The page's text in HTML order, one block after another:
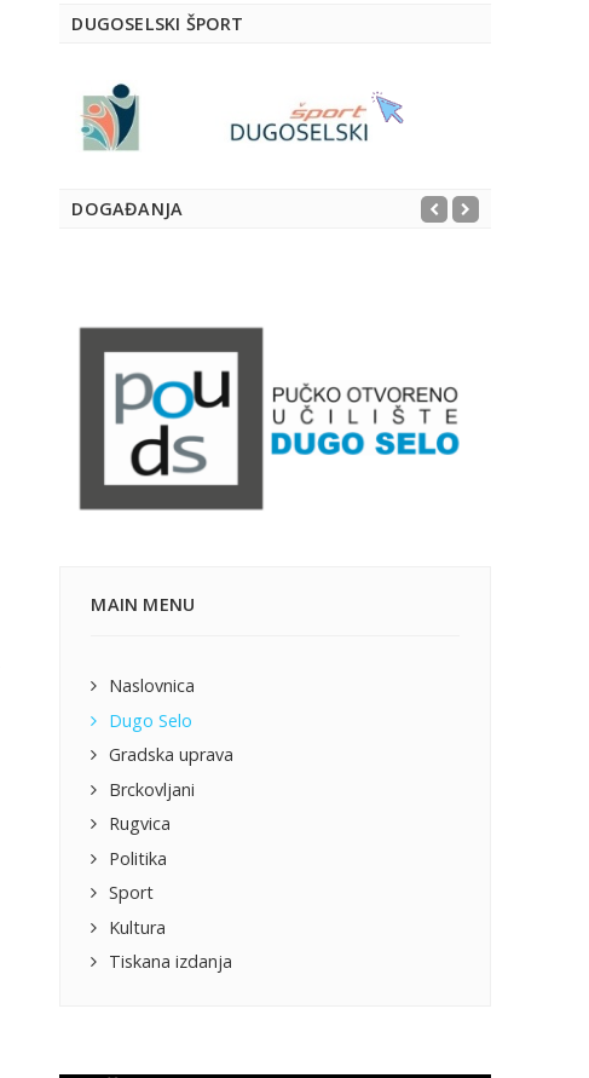
DUGOSELSKI ŠPORT
DOGAĐANJA
MAIN MENU
Naslovnica
Dugo Selo
Gradska uprava
Brckovljani
Rugvica
Politika
Sport
Kultura
Tiskana izdanja